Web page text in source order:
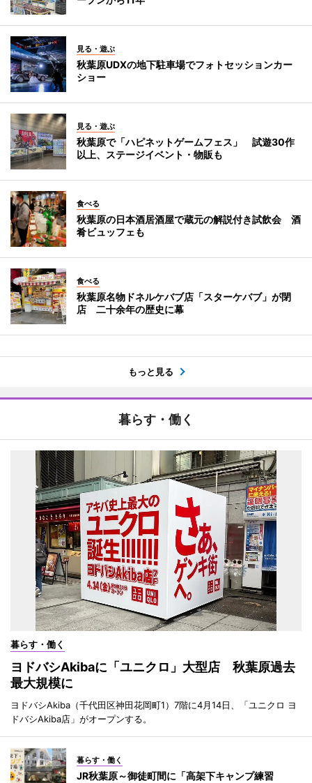
見る・遊ぶ
秋葉原UDXの地下駐車場でフォトセッションカー
ショー
見る・遊ぶ
秋葉原で「ハピネットゲームフェス」 試遊30作
以上、ステージイベント・物販も
食べる
秋葉原の日本酒居酒屋で蔵元の解説付き試飲会 酒
肴ビュッフェも
食べる
秋葉原名物ドネルケバブ店「スターケバブ」が閉
店 二十余年の歴史に幕
もっと見る
暮らす・働く
暮らす・働く
ヨドバシAkibaに「ユニクロ」大型店 秋葉原過去
最大規模に
ヨドバシAkiba（千代田区神田花岡町1）7階に4月14日、「ユニクロ ヨ
ドバシAkiba店」がオープンする。
暮らす・働く
JR秋葉原～御徒町間に「高架下キャンプ練習